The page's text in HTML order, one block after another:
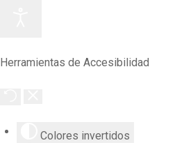
Herramientas de Accesibilidad
Colores invertidos